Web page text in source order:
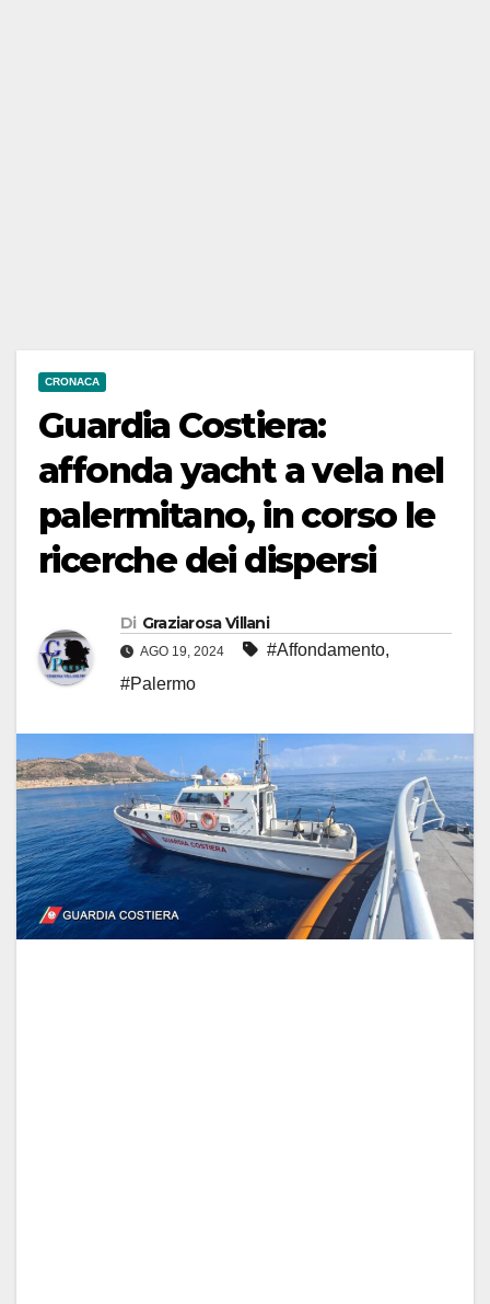
CRONACA
Guardia Costiera:
affonda yacht a vela nel
palermitano, in corso le
ricerche dei dispersi
Di Graziarosa Villani
AGO 19, 2024 #Affondamento,
#Palermo